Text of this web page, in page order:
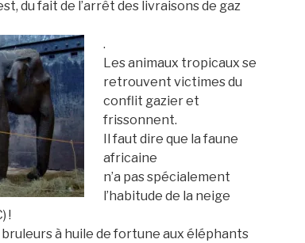
du fait de l’arrêt des livraisons de gaz
.
Les animaux tropicaux se
retrouvent victimes du
conflit gazier et
frissonnent.
Il faut dire que la faune
africaine
n’a pas spécialement
l’habitude de la neige
!
bruleurs à huile de fortune aux éléphants